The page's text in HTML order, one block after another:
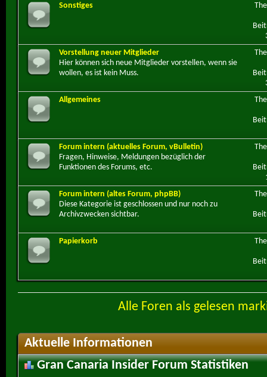
Sonstiges
Vorstellung neuer Mitglieder
Hier können sich neue Mitglieder vorstellen, wenn sie
wollen, es ist kein Muss.
Allgemeines
Forum intern (aktuelles Forum, vBulletin)
Fragen, Hinweise, Meldungen bezüglich der
Funktionen des Forums, etc.
Forum intern (altes Forum, phpBB)
Diese Kategorie ist geschlossen und nur noch zu
Archivzwecken sichtbar.
Papierkorb
Alle Foren als gelesen
Aktuelle Informationen
Gran Canaria Insider Forum Statistiken